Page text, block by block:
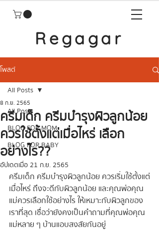
Regagar
โพสต์
All Posts
BLOG FOR MOM
BLOG FOR BABY
All Posts
ครีมเด็ก ครีมบำรุงผิวลูกน้อย
ควรใช้ตั้งแต่เมื่อไหร่ เลือก
อย่างไร??
8 ก.ย. 2565
อัปเดตเมื่อ 21 ก.ย. 2565
ครีมเด็ก ครีมบำรุงผิวลูกน้อย ควรเริ่มใช้ตั้งแต่
เมื่อไหร่ ถึงจะดีกับผิวลูกน้อย และคุณพ่อคุณ
แม่ควรเลือกใช้อย่างไร ให้เหมาะกับผิวลูกของ
เราที่สุด เชื่อว่ายังคงเป็นคำถามที่คุณพ่อคุณ
แม่หลาย ๆ บ้านแอบสงสัยกันอยู่